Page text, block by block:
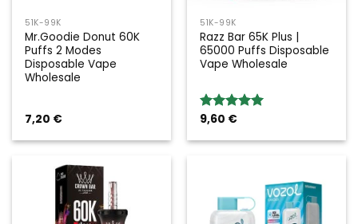
51K-99K
Mr.Goodie Donut 60K
Puffs 2 Modes
Disposable Vape
Wholesale
7,20 €
51K-99K
Razz Bar 65K Plus |
65000 Puffs Disposable
Vape Wholesale
Rated5.00
9,60 €